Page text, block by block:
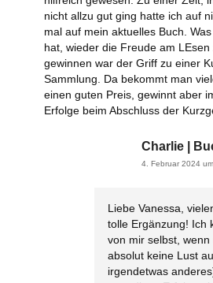
nicht allzu gut ging hatte ich auf
mal auf mein aktuelles Buch.
hat, wieder die Freude am LEsen
gewinnen war der Griff zu einer
Sammlung. Da bekommt man
einen guten Preis, gewinnt aber
Erfolge beim Abschluss der
Charlie |
4. Februar 2024
Liebe Vanessa,
tolle Ergänzung! Ich
von mir selbst, wenn
absolut keine Lust
irgendetwas